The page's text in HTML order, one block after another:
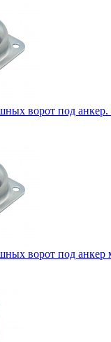
ворот под
ворот под анкер